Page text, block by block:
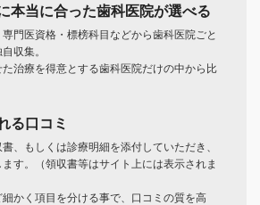
本当に合った歯科医院が選べる
門医資格・標榜科目などから歯科医院ごと
収集。
治療を得意とする歯科医院だけの中から比
る口コミ
、もしくは診療明細を添付していただき、
す。（領収書等はサイト上には表示されま
かく項目を分ける事で、口コミの質を高